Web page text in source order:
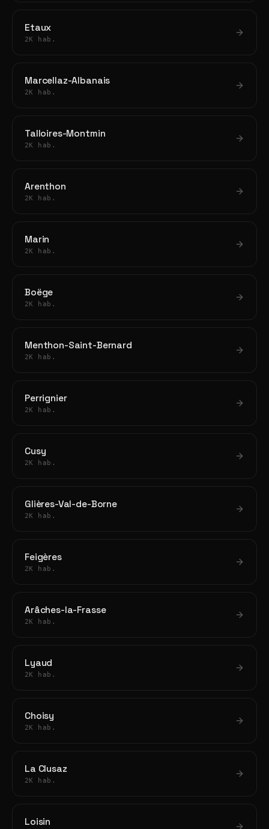
Etaux
2K hab.
Marcellaz-Albanais
2K hab.
Talloires-Montmin
2K hab.
Arenthon
2K hab.
Marin
2K hab.
Boëge
2K hab.
Menthon-Saint-Bernard
2K hab.
Perrignier
2K hab.
Cusy
2K hab.
Glières-Val-de-Borne
2K hab.
Feigères
2K hab.
Arâches-la-Frasse
2K hab.
Lyaud
2K hab.
Choisy
2K hab.
La Clusaz
2K hab.
Loisin